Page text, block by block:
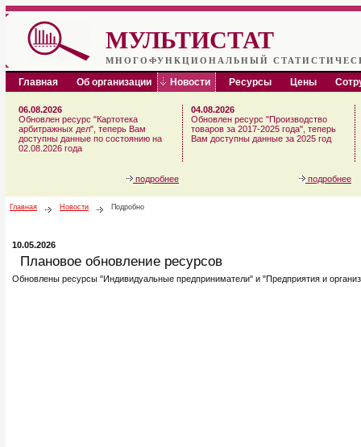
МУЛЬТИСТАТ
МНОГОФУНКЦИОНАЛЬНЫЙ
Главная Об организации Новости Ресурсы Цены
06.08.2026
Обновлен ресурс "Картотека
арбитражных дел", теперь Вам
доступны данные по состоянию на
02.08.2026 года
04.08.2026
Обновлен ресурс "Производство
товаров за 2017-2025 года", теперь
Вам доступны данные за 2025 год
подробнее подробнее
Главная Новости Подробно
10.05.2026
Плановое обновление ресурсов
Обновлены ресурсы "Индивидуальные предприниматели" и "Предприятия и